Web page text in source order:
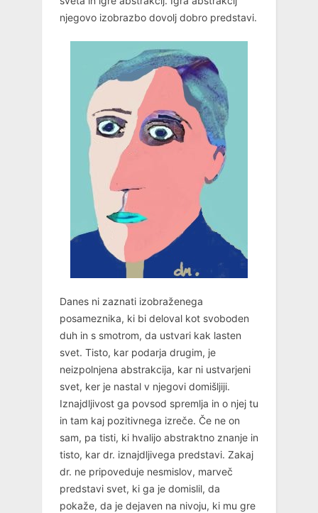
njegovo izobrazbo dovolj dobro predstavi.
Danes ni zaznati izobraženega
posameznika, ki bi deloval kot svoboden
duh in s smotrom, da ustvari kak lasten
svet. Tisto, kar podarja drugim, je
neizpolnjena abstrakcija, kar ni ustvarjeni
svet, ker je nastal v njegovi domišljiji.
Iznajdljivost ga povsod spremlja in o njej tu
in tam kaj pozitivnega izreče. Če ne on
sam, pa tisti, ki hvalijo abstraktno znanje in
tisto, kar dr. iznajdljivega predstavi. Zakaj
dr. ne pripoveduje nesmislov, marveč
predstavi svet, ki ga je domislil, da
pokaže, da je dejaven na nivoju, ki mu gre